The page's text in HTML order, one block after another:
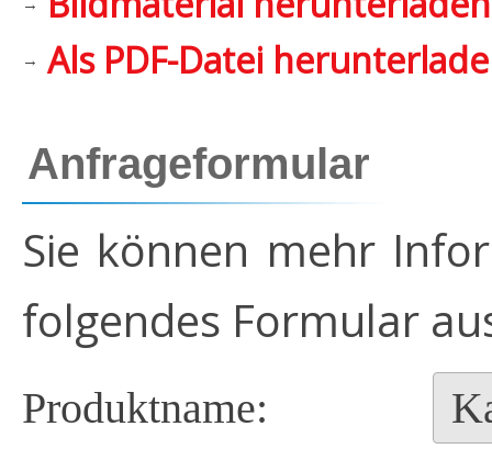
→ Als PDF-Datei
Anfrageformular
Sie können mehr
folgendes Formular
Produktname: